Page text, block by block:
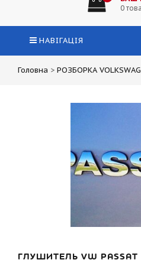
0
НАВІГАЦІЯ
Головна > РОЗБОРКА
ГЛУШИТЕЛЬ VW PASSAT